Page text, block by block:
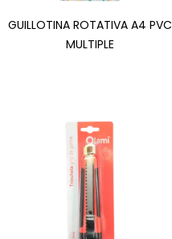
GUILLOTINA ROTATIVA A4 PVC
MULTIPLE